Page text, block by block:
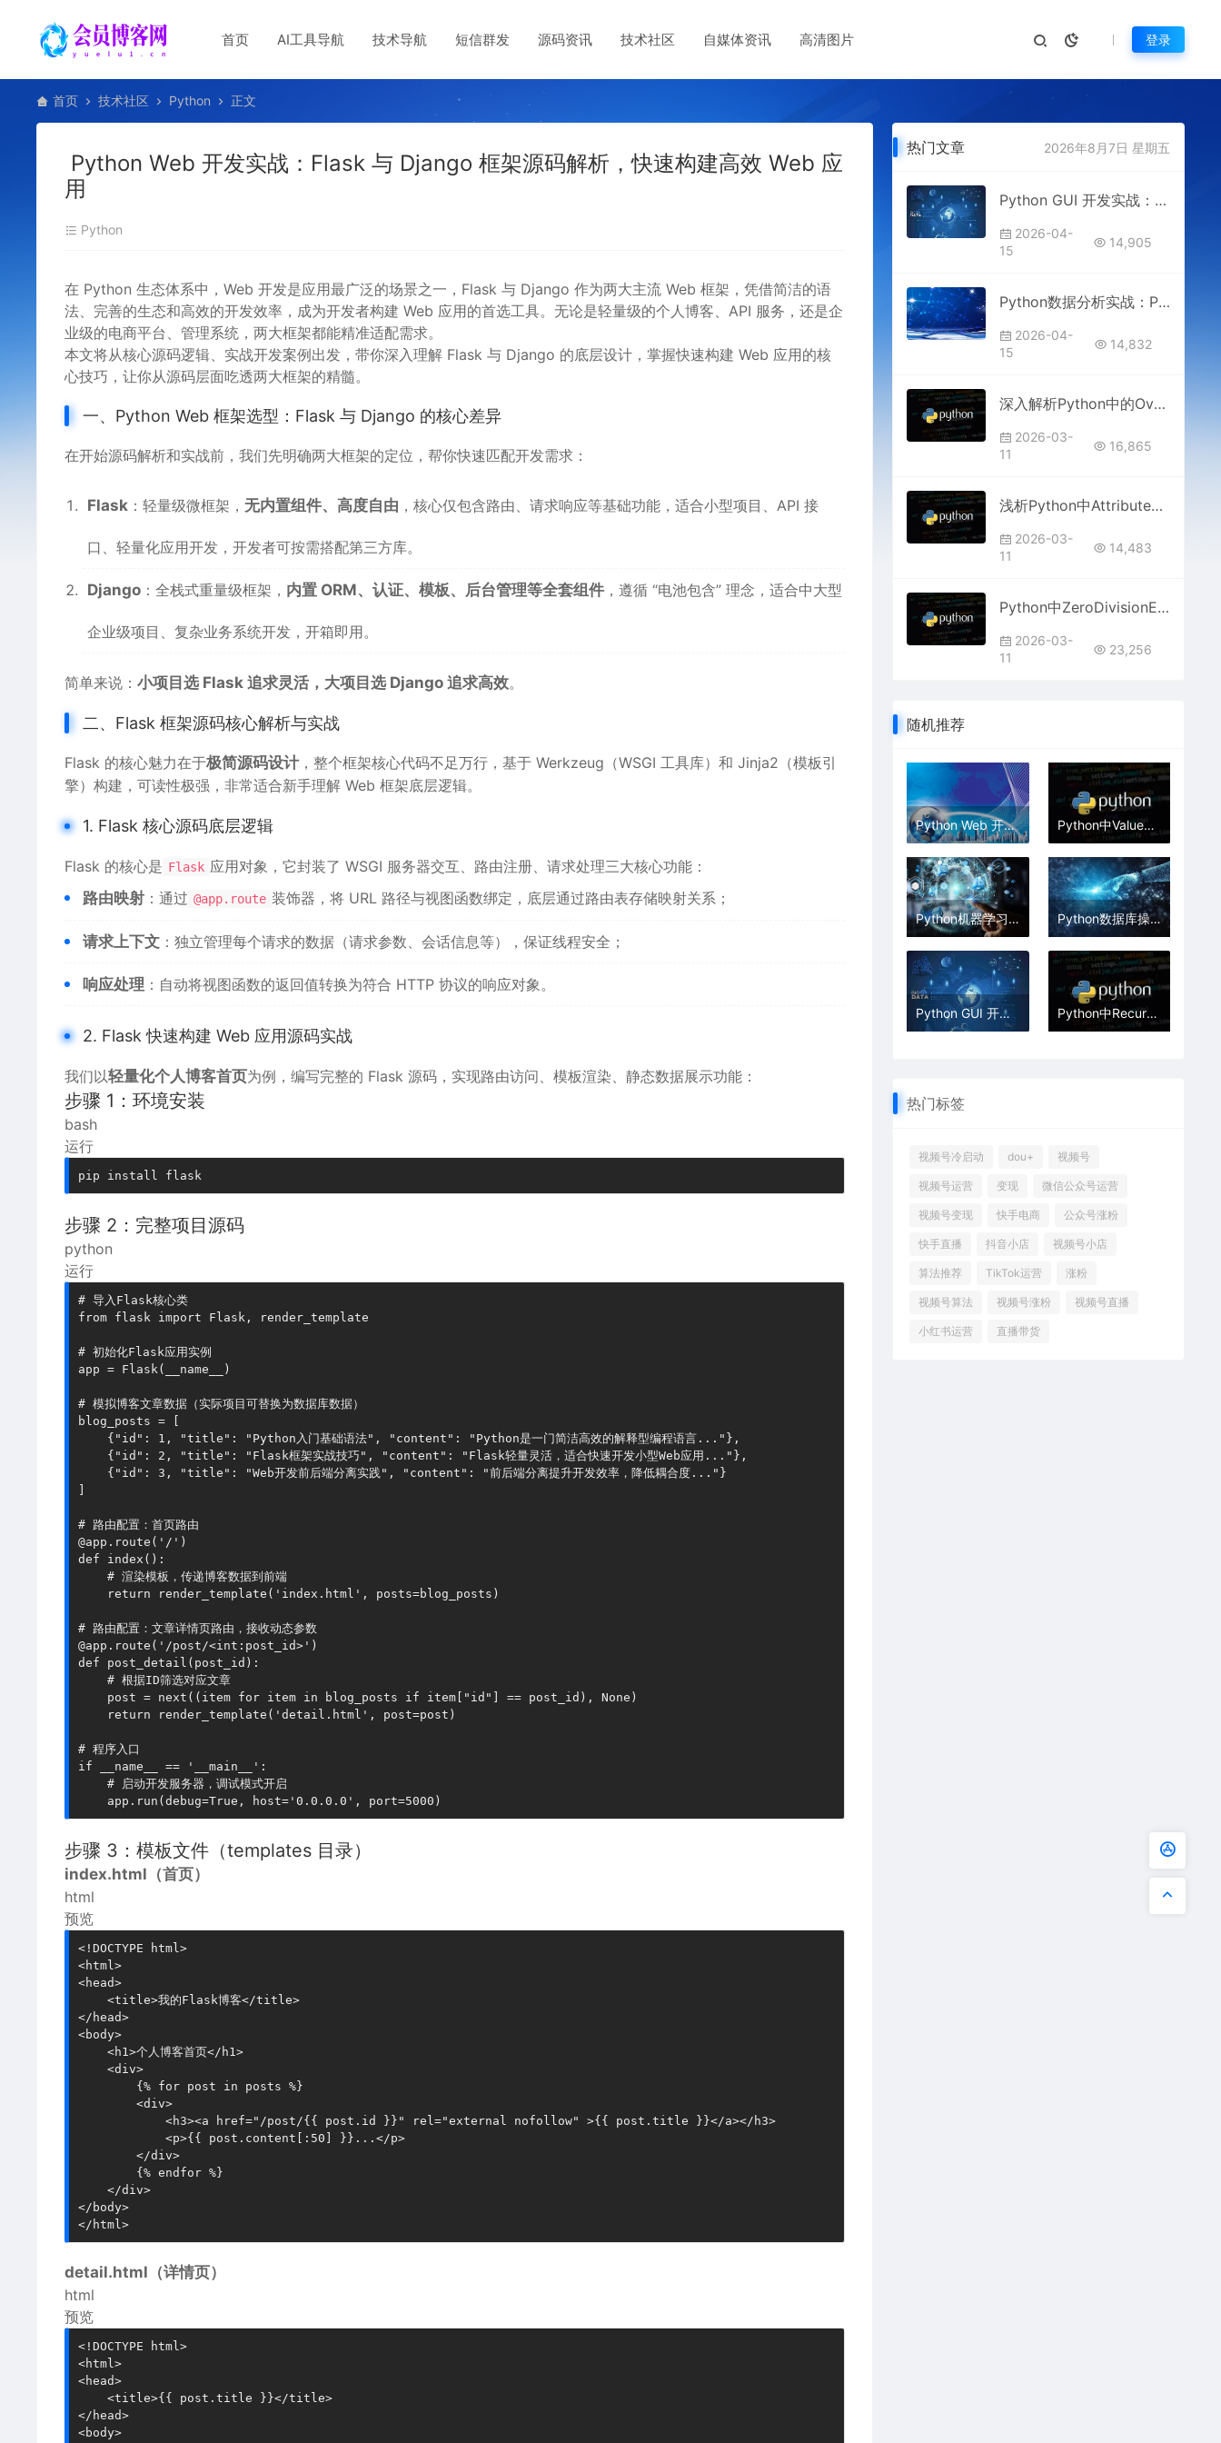
首页 AI工具导航 技术导航 短信群发 源码资讯 技术社区 自媒体资讯 高清图片 登录
首页 技术社区 Python 正文
Python Web 开发实战：Flask 与 Django 框架源码解析，快速构建高效 Web 应
用
Python
在 Python 生态体系中，Web 开发是应用最广泛的场景之一，Flask 与 Django 作为两大主流 Web 框架，凭借简洁的语
法、完善的生态和高效的开发效率，成为开发者构建 Web 应用的首选工具。无论是轻量级的个人博客、API 服务，还是企
业级的电商平台、管理系统，两大框架都能精准适配需求。
本文将从核心源码逻辑、实战开发案例出发，带你深入理解 Flask 与 Django 的底层设计，掌握快速构建 Web 应用的核
心技巧，让你从源码层面吃透两大框架的精髓。
一、Python Web 框架选型：Flask 与 Django 的核心差异
在开始源码解析和实战前，我们先明确两大框架的定位，帮你快速匹配开发需求：
Flask ：轻量级微框架， 无内置组件、高度自由 ，核心仅包含路由、请求响应等基础功能，适合小型项目、API 接
口、轻量化应用开发，开发者可按需搭配第三方库。
Django ：全栈式重量级框架， 内置 ORM、认证、模板、后台管理等全套组件 ，遵循 “电池包含” 理念，适合中大型
企业级项目、复杂业务系统开发，开箱即用。
简单来说： 小项目选 Flask 追求灵活，大项目选 Django 追求高效。
二、Flask 框架源码核心解析与实战
Flask 的核心魅力在于极简源码设计 ，整个框架核心代码不足万行，基于 Werkzeug（WSGI 工具库）和 Jinja2（模板引
擎）构建，可读性极强，非常适合新手理解 Web 框架底层逻辑。
1. Flask 核心源码底层逻辑
Flask 的核心是 Flask 应用对象，它封装了 WSGI 服务器交互、路由注册、请求处理三大核心功能：
路由映射 ：通过 @app.route 装饰器，将 URL 路径与视图函数绑定，底层通过路由表存储映射关系；
请求上下文 ：独立管理每个请求的数据（请求参数、会话信息等），保证线程安全；
响应处理 ：自动将视图函数的返回值转换为符合 HTTP 协议的响应对象。
2. Flask 快速构建 Web 应用源码实战
我们以轻量化个人博客首页为例，编写完整的 Flask 源码，实现路由访问、模板渲染、静态数据展示功能：
步骤 1：环境安装
bash
运行
步骤 2：完整项目源码
python
运行
# 导入Flask核心类
from flask import Flask, render_template
# 初始化Flask应用实例
app = Flask(__name__)
# 模拟博客文章数据（实际项目可替换为数据库数据）
blog_posts = [
    {"id": 1, "title": "Python入门基础语法", "content": "Python是一门简洁高效的解释型编程语言..."},
    {"id": 2, "title": "Flask框架实战技巧", "content": "Flask轻量灵活，适合快速开发小型Web应用..."},
    {"id": 3, "title": "Web开发前后端分离实践", "content": "前后端分离提升开发效率，降低耦合度..."}
# 路由配置：首页路由
@app.route('/')
def index():
    # 渲染模板，传递博客数据到前端
    return render_template('index.html', posts=blog_posts)
# 路由配置：文章详情页路由，接收动态参数
@app.route('/post/<int:post_id>')
def post_detail(post_id):
    # 根据ID筛选对应文章
    post = next((item for item in blog_posts if item["id"] == post_id), None)
    return render_template('detail.html', post=post)
# 程序入口
if __name__ == '__main__':
    # 启动开发服务器，调试模式开启
步骤 3：模板文件（templates 目录）
index.html（首页）
html
预览
<!DOCTYPE html>
<html>
<head>
    <title>我的Flask博客</title>
</head>
<body>
    <h1>个人博客首页</h1>
    <div>
        {% for post in posts %}
        <div>
            <h3><a href="/post/{{ post.id }}" rel="external nofollow" >{{ post.title }}</a></h3>
            <p>{{ post.content[:50] }}...</p>
        </div>
        {% endfor %}
    </div>
</body>
detail.html（详情页）
html
预览
<!DOCTYPE html>
<html>
<head>
    <title>{{ post.title }}</title>
</head>
<body>
热门文章 2026年8月7日 星期五
Python GUI 开发实战：PyQt5 与 Tkinter 桌面应用实例详解
2026-04-
15
14,905
Python数据分析实战：Pandas与Matplotlib的源码解析与可视化应用
2026-04-
15
14,832
深入解析Python中的OverflowError溢出错误
2026-03-
11
16,865
浅析Python中AttributeError属性错误的原因
2026-03-
11
14,483
Python中ZeroDivisionError除零错误的处理
2026-03-
11
23,256
随机推荐
Python Web 开发实战：Flask 与 Django 框架源码解析，快速构建高效 Web 应用 Python中ValueError值错误的处理技巧
Python机器学习源码，Scikit-learn与TensorFlow，经典算法实现 Python数据库操作实战：MySQL与MongoDB的增删改查全解析
Python GUI 开发实战：PyQt5 与 Tkinter 桌面应用实例详解 Python中RecursionError递归深度错误的解决
热门标签
视频号冷启动 dou+ 视频号
视频号运营 变现 微信公众号运营
视频号变现 快手电商 公众号涨粉
快手直播 抖音小店 视频号小店
算法推荐 TikTok运营 涨粉
视频号算法 视频号涨粉 视频号直播
小红书运营 直播带货